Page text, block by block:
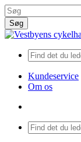
Skip
to
main
content
Søg
Close
Kundeservice
Om os
Menu